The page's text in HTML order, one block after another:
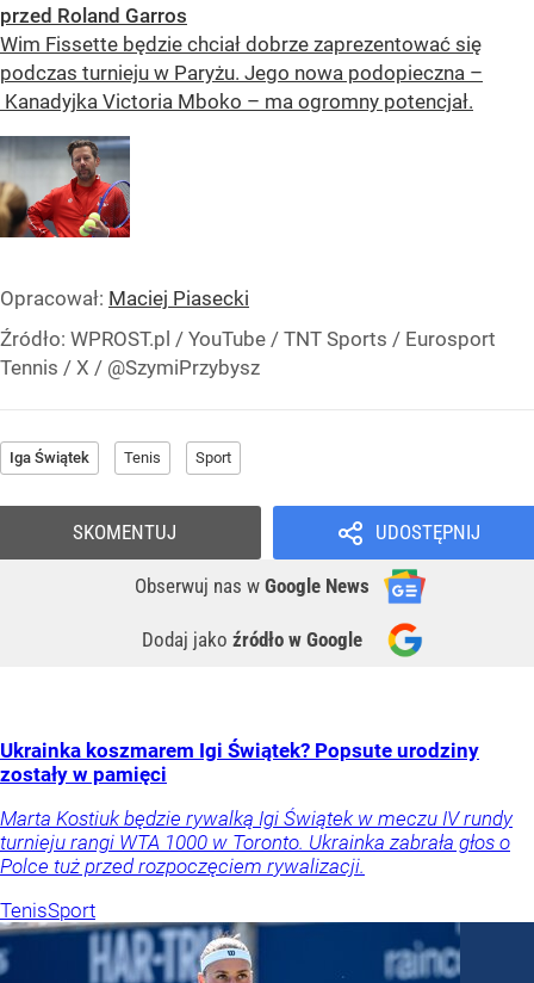
przed Roland Garros
Wim Fissette będzie chciał dobrze zaprezentować się
podczas turnieju w Paryżu. Jego nowa podopieczna –
Kanadyjka Victoria Mboko – ma ogromny potencjał.
Opracował: Maciej Piasecki
Źródło: WPROST.pl / YouTube / TNT Sports / Eurosport
Tennis / X / @SzymiPrzybysz
Iga Świątek Tenis Sport
UDOSTĘPNIJ
Obserwuj nas w Google News
Dodaj jako źródło w Google
SKOMENTUJ
Ukrainka koszmarem Igi Świątek? Popsute urodziny
zostały w pamięci
Marta Kostiuk będzie rywalką Igi Świątek w meczu IV rundy
turnieju rangi WTA 1000 w Toronto. Ukrainka zabrała głos o
Polce tuż przed rozpoczęciem rywalizacji.
TenisSport